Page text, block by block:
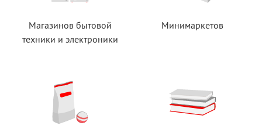
Магазинов бытовой
техники и электроники
Минимаркетов